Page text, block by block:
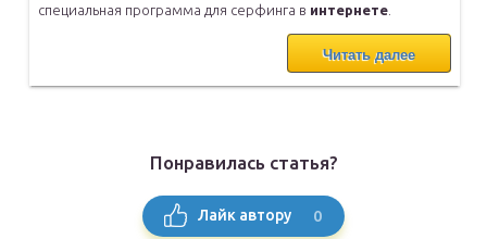
специальная программа для серфинга в интернете
Читать далее
Понравилась статья?
Лайк автору 0